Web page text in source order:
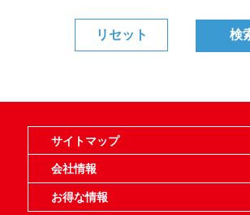
サイトマップ
オンラインショップ
買取
記事
選手一覧
デッキ検索
デッキ構築
イベント・大会
店舗のご案内
お問い合わせ
ヘルプ
FAQ
会社情報
利用規約
スタッフ募集
特定商取引法表示
個人情報保護指針
企業情報
お得な情報